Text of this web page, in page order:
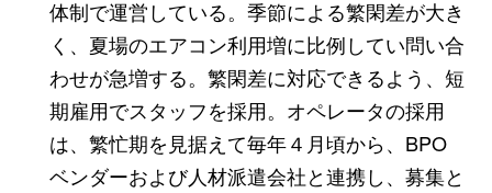
体制で運営している。季節による繁閑差が大き
く、夏場のエアコン利用増に比例してい問い合
わせが急増する。繁閑差に対応できるよう、短
期雇用でスタッフを採用。オペレータの採用
は、繁忙期を見据えて毎年４月頃から、BPO
ベンダーおよび人材派遣会社と連携し、募集と